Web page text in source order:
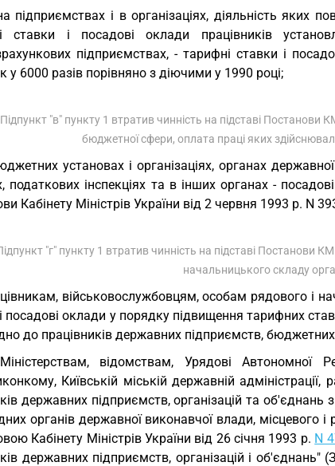
підприємствах і в організаціях, діяльність яких
ставки і посадові оклади працівників
підприємствах, - тарифні ставки і
у 6000 разів порівняно з діючими у 1990 році;
"в" пункту 1 втратив чинність на підставі Постанови
бюджетної сфери, оплата праці яких
установах і організаціях, органах
податкових інспекціях та в інших органах -
Кабінету Міністрів України від 2 червня 1993 р. N
"г" пункту 1 втратив чинність на підставі Постанови КМ
начальницького складу
військовослужбовцям, особам рядового і
посадові оклади у порядку підвищення тарифних
до працівників державних підприємств, бюджетних
відомствам, Урядові Автономної
Київській міській державній
державних підприємств, організацій та
органів державної виконавчої влади,
Кабінету Міністрів України від 26 січня 1993 р. N
державних підприємств, організацій і